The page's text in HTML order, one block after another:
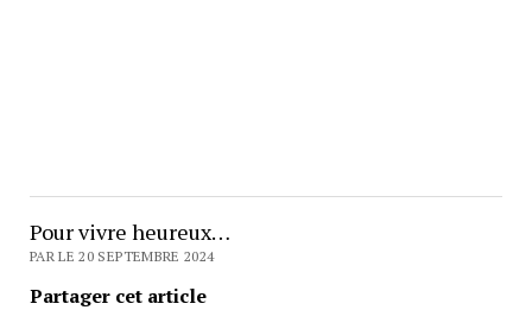
Pour vivre heureux…
PAR LE 20 SEPTEMBRE 2024
Partager cet article